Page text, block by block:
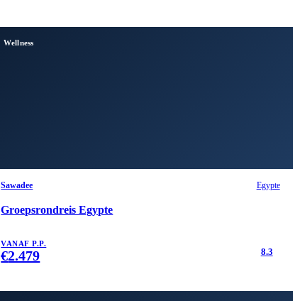
Wellness
Sawadee Egypte
Groepsrondreis Egypte
VANAF P.P.
€2.479 8.3